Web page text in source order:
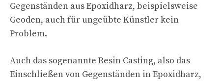
Gegenständen aus Epoxidharz, beispielsweise
Geoden, auch für ungeübte Künstler kein
Problem.
Auch das sogenannte Resin Casting, also das
Einschließen von Gegenständen in Epoxidharz,